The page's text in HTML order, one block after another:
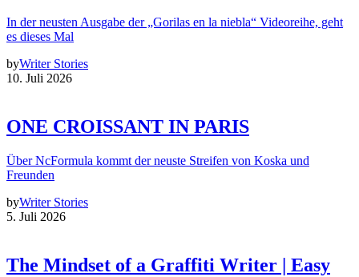
In der neusten Ausgabe der „Gorilas en la niebla“ Videoreihe, geht
es dieses Mal
byWriter Stories
10. Juli 2026
ONE CROISSANT IN PARIS
Über NcFormula kommt der neuste Streifen von Koska und
Freunden
byWriter Stories
5. Juli 2026
The Mindset of a Graffiti Writer | Easy